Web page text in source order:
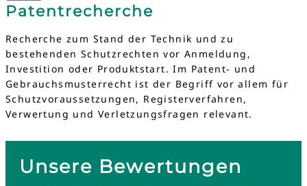
Patentrecherche
Recherche zum Stand der Technik und zu
bestehenden Schutzrechten vor Anmeldung,
Investition oder Produktstart. Im Patent- und
Gebrauchsmusterrecht ist der Begriff vor allem für
Schutzvoraussetzungen, Registerverfahren,
Verwertung und Verletzungsfragen relevant.
Unsere Bewertungen